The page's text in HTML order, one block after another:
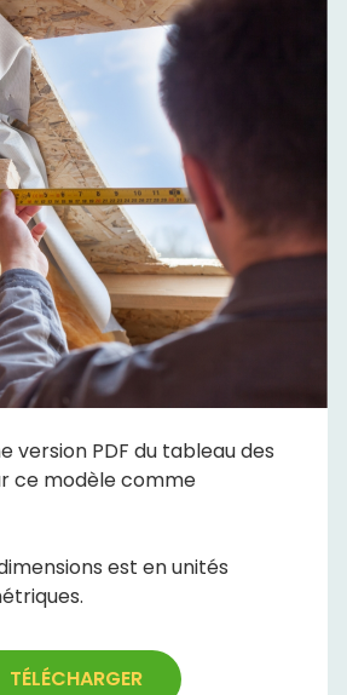
version PDF du tableau des
ce modèle comme
est en unités
TÉLÉCHARGER